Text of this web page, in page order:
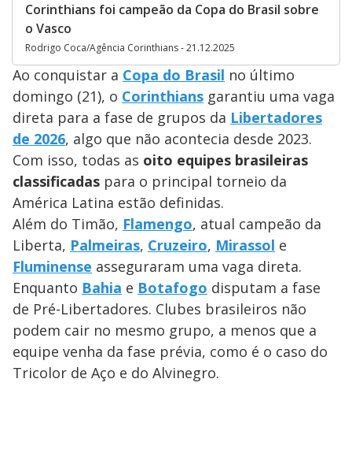
Corinthians foi campeão da Copa do Brasil sobre
o Vasco
Rodrigo Coca/Agência Corinthians - 21.12.2025
Ao conquistar a Copa do Brasil no último
domingo (21), o Corinthians garantiu uma vaga
direta para a fase de grupos da Libertadores
de 2026, algo que não acontecia desde 2023.
Com isso, todas as oito equipes brasileiras
classificadas para o principal torneio da
América Latina estão definidas.
Além do Timão, Flamengo, atual campeão da
Liberta, Palmeiras, Cruzeiro, Mirassol e
Fluminense asseguraram uma vaga direta.
Enquanto Bahia e Botafogo disputam a fase
de Pré-Libertadores. Clubes brasileiros não
podem cair no mesmo grupo, a menos que a
equipe venha da fase prévia, como é o caso do
Tricolor de Aço e do Alvinegro.